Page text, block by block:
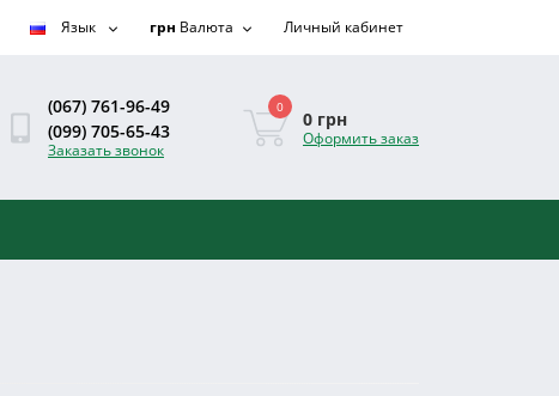
Язык грн Валюта Личный кабинет
(067) 761-96-49
(099) 705-65-43
Заказать звонок
0
0 грн
Оформить заказ